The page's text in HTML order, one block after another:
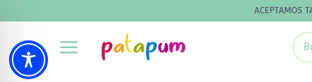
al
contenido
ACEPTAMOS
for: